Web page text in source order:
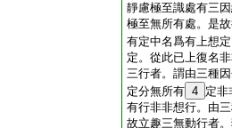
靜慮極至識處有三
極至無所有處。是
有定中名爲有上想
定。從此已上復名
三行者。謂由三種
定分無所有 4 定非
有行非非想行。由
故立趣三無動行者